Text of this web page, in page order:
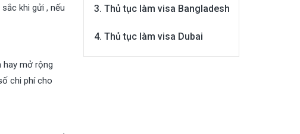
khi gửi , nếu
hay mở rộng
chi phí cho
Thủ tục làm visa Bangladesh
Thủ tục làm visa Dubai